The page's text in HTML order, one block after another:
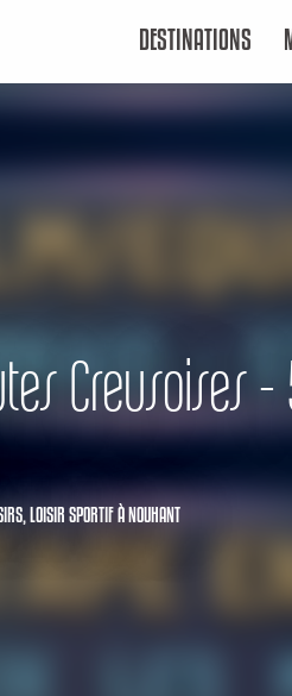
DESTINATIONS
Creusoises
LOISIR SPORTIFÀ NOUHANT